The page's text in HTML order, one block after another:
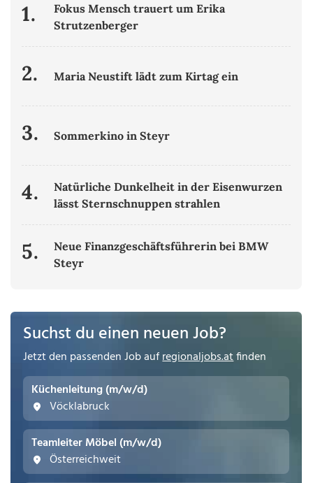
1.
Fokus Mensch trauert um Erika
Strutzenberger
2. Maria Neustift lädt zum Kirtag ein
3. Sommerkino in Steyr
4.
Natürliche Dunkelheit in der Eisenwurzen
lässt Sternschnuppen strahlen
5.
Neue Finanzgeschäftsführerin bei BMW
Steyr
Suchst du einen neuen Job?
Jetzt den passenden Job aufregionaljobs.atfinden
Küchenleitung (m/w/d)
Vöcklabruck
Teamleiter Möbel (m/w/d)
Österreichweit